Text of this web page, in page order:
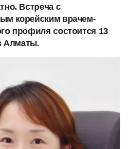
Встреча с
корейским врачем-
профиля состоится 13
Алматы.